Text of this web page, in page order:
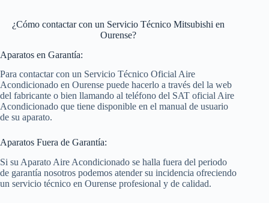
¿Cómo contactar con un Servicio Técnico Mitsubishi en
Ourense?
Aparatos en Garantía:
Para contactar con un Servicio Técnico Oficial Aire
Acondicionado en Ourense puede hacerlo a través del la web
del fabricante o bien llamando al teléfono del SAT oficial Aire
Acondicionado que tiene disponible en el manual de usuario
de su aparato.
Aparatos Fuera de Garantía:
Si su Aparato Aire Acondicionado se halla fuera del periodo
de garantía nosotros podemos atender su incidencia ofreciendo
un servicio técnico en Ourense profesional y de calidad.